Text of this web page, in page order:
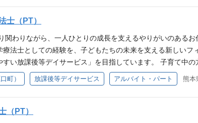
ナム拠点含む）の開発メンバーとの協働 ◆ プロダクト利用
に取り組める環境 ◆ 開発した機能が現場でどのように活用
る 必須条件 ・PHP, TypeScript, JavaScript いずれかのご経
PHP（Laravel）／ TypeScript（React） ※以下社内で利用
MySQL ReactNative 歓迎要件 ・AIツールの積極的な
きで、開発の効率化や品質向上に日々取り組んでいる方 ・
ックエンド、インフラなど、自分の担当領域を超えてス
ング・学習習慣 ∟年齢やこれまでのキャリアに関わらず、
・運動遊びや活動プログラムの企画・運営 ・日常生活動作
・支援記録の作成 ・子どもの送迎 【理学療法士としての経
サポート ・運動遊びや身体活動の提案 ・身体を動かす楽し
共有 などを行いながら、子どもたちの「できた！」を増や
持って様々なことに挑戦できるよう支援していくことが、こ
リニック・介護施設・訪問リハビリ等で培った経験を活かし
OT・PT・STが活躍しており、定期的にリハビリ職同士のミ
士（PT）
関わりながら、一人ひとりの成長を支えるやりがいのある
療法士としての経験を、子どもたちの未来を支える新しいフ
い放課後等デイサービス」を目指しています。 子育て中の
境づくりを大切にしており、週2日～（扶養内勤務）OKで
の身体機能や運動面の発達支援に携わっていただきます。
・運動遊びや活動プログラムの企画・運営 ・日常生活動作
・支援記録の作成 ・子どもの送迎 【理学療法士としての経
町） 放課後等デイサービス アルバイト・パート 熊本
（PT）